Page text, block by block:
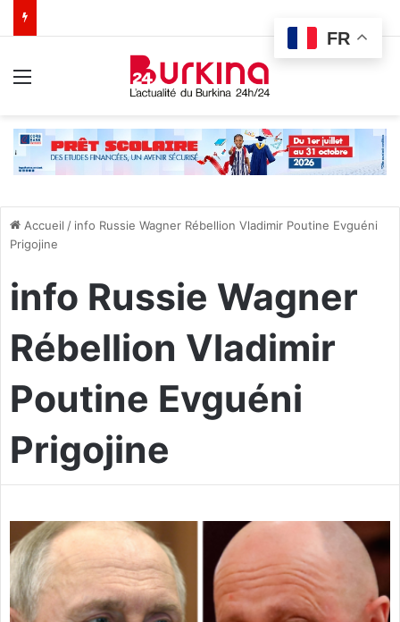
Accueil / info Russie Wagner Rébellion Vladimir Poutine Evguéni
Prigojine
info Russie Wagner
Rébellion Vladimir
Poutine Evguéni
Prigojine
FR